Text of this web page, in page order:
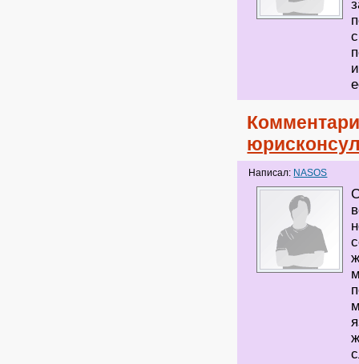
Написал: NASOS